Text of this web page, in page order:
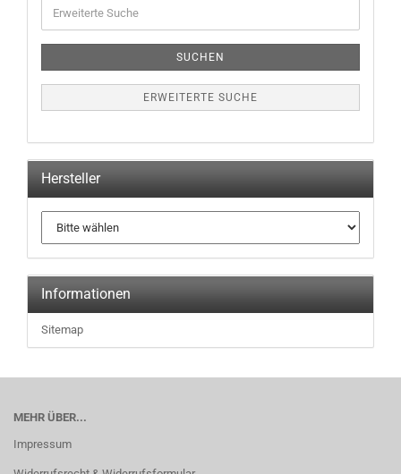
Suche
SUCHEN
ERWEITERTE SUCHE
Hersteller
Informationen
Sitemap
MEHR ÜBER...
Impressum